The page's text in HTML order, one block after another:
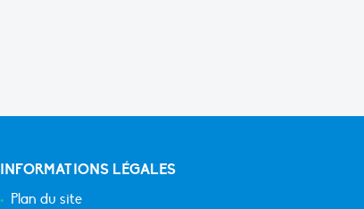
INFORMATIONS LÉGALES
Plan du site